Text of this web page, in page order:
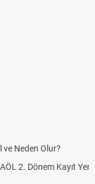
Olur?
Dönem Kayıt Yenileme